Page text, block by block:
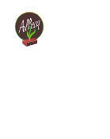
Aller
auCoopérative